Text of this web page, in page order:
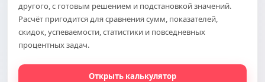
другого, с готовым решением и подстановкой значений.
Расчёт пригодится для сравнения сумм, показателей,
скидок, успеваемости, статистики и повседневных
процентных задач.
Открыть калькулятор